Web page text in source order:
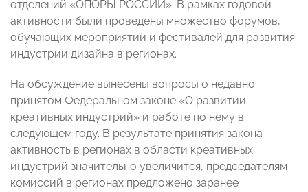
отделений «ОПОРЫ РОССИИ». В рамках годовой
активности были проведены множество форумов,
обучающих мероприятий и фестивалей для развития
индустрии дизайна в регионах.
На обсуждение вынесены вопросы о недавно
принятом Федеральном законе «О развитии
креативных индустрий» и работе по нему в
следующем году. В результате принятия закона
активность в регионах в области креативных
индустрий значительно увеличится, председателям
комиссий в регионах предложено заранее